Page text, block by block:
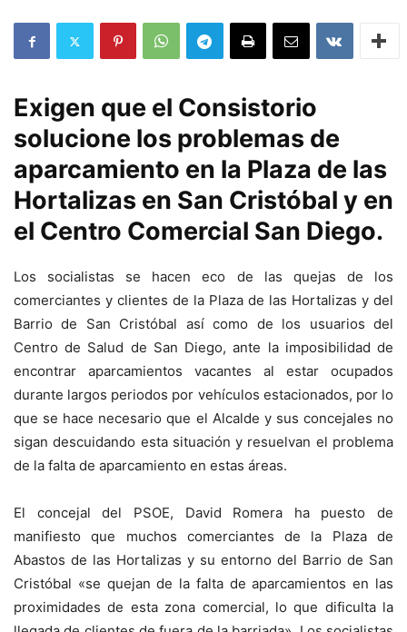
Exigen que el Consistorio
solucione los problemas de
aparcamiento en la Plaza de las
Hortalizas en San Cristóbal y en
el Centro Comercial San Diego.
Los socialistas se hacen eco de las quejas de los
comerciantes y clientes de la Plaza de las Hortalizas y del
Barrio de San Cristóbal así como de los usuarios del
Centro de Salud de San Diego, ante la imposibilidad de
encontrar aparcamientos vacantes al estar ocupados
durante largos periodos por vehículos estacionados, por lo
que se hace necesario que el Alcalde y sus concejales no
sigan descuidando esta situación y resuelvan el problema
de la falta de aparcamiento en estas áreas.
El concejal del PSOE, David Romera ha puesto de
manifiesto que muchos comerciantes de la Plaza de
Abastos de las Hortalizas y su entorno del Barrio de San
Cristóbal «se quejan de la falta de aparcamientos en las
proximidades de esta zona comercial, lo que dificulta la